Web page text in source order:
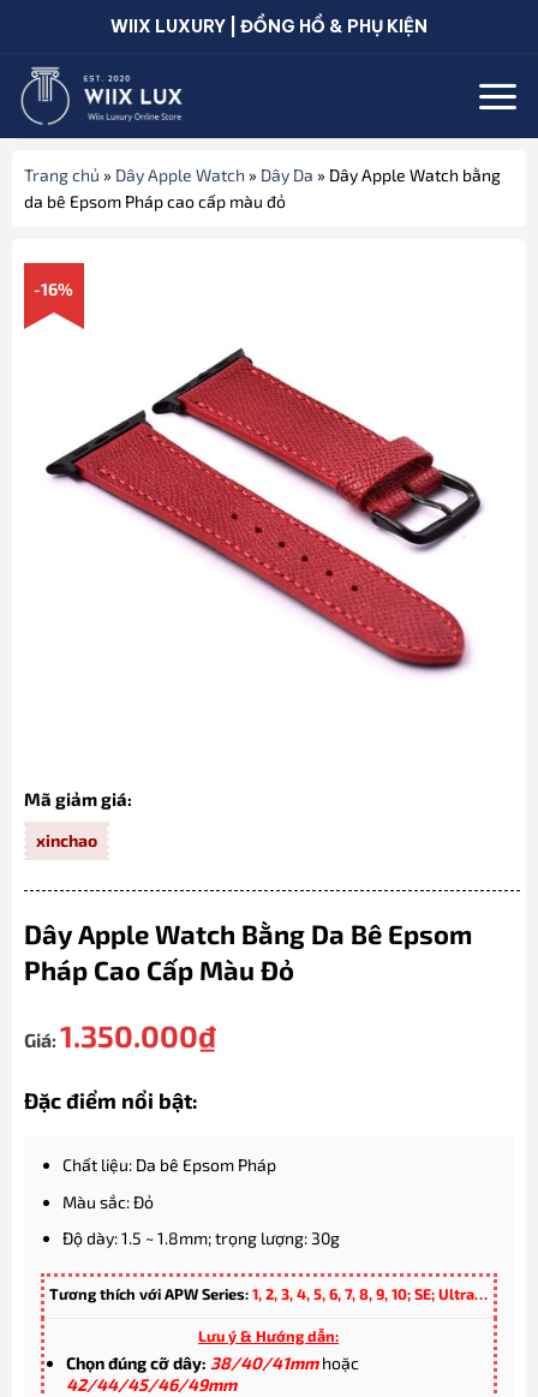
dung
WIIX LUXURY | ĐỒNG HỒ & PHỤ KIỆN
Trang chủ » Dây Apple Watch » Dây Da » Dây Apple Watch bằng
da bê Epsom Pháp cao cấp màu đỏ
-16%
Mã giảm giá:
xinchao
Dây Apple Watch Bằng Da Bê Epsom
Pháp Cao Cấp Màu Đỏ
Giá: 1.350.000₫
Đặc điểm nổi bật:
Chất liệu: Da bê Epsom Pháp
Màu sắc: Đỏ
Độ dày: 1.5 ~ 1.8mm; trọng lượng: 30g
Tương thích với APW Series:1, 2, 3, 4, 5, 6, 7, 8, 9, 10; SE; Ultra…
Lưu ý & Hướng dẫn:
Chọn đúng cỡ dây: 38/40/41mmhoặc
42/44/45/46/49mm